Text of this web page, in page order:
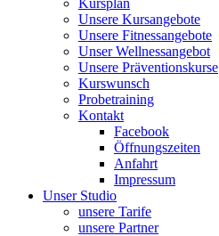
Kursplan
Unsere Kursangebote
Unsere Fitnessangebote
Unser Wellnessangebot
Unsere Präventionskurse
Kurswunsch
Probetraining
Kontakt
Facebook
Öffnungszeiten
Anfahrt
Impressum
Unser Studio
unsere Tarife
unsere Partner